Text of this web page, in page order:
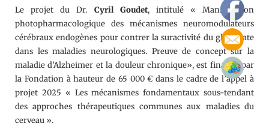
Le projet du Dr. Cyril Goudet, intitulé « Manipulation
photopharmacologique des mécanismes neuromodulateurs
cérébraux endogènes pour contrer la suractivité du glutamate
dans les maladies neurologiques. Preuve de concept sur la
maladie d’Alzheimer et la douleur chronique», est financé par
la Fondation à hauteur de 65 000 € dans le cadre de l’appel à
projet 2025 « Les mécanismes fondamentaux sous-tendant
des approches thérapeutiques communes aux maladies du
cerveau ».